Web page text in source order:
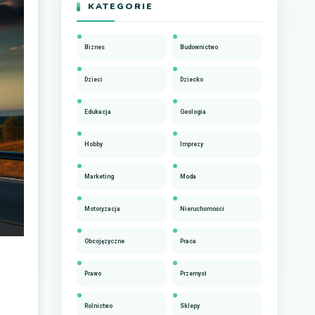
KATEGORIE
Biznes Budownictwo
Dzieci Dziecko
Edukacja Geologia
Hobby Imprezy
Marketing Moda
Motoryzacja Nieruchomości
Obcojęzyczne Praca
Prawo Przemysł
Rolnictwo Sklepy